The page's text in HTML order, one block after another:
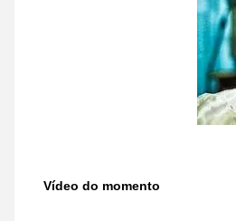
Vídeo do momento